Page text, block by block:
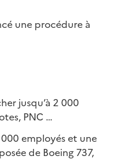
une procédure à
jusqu’à 2 000
PNC …
employés et une
de Boeing 737,